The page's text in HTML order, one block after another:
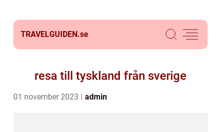
TRAVELGUIDEN.se
resa till tyskland från sverige
01 november 2023 admin